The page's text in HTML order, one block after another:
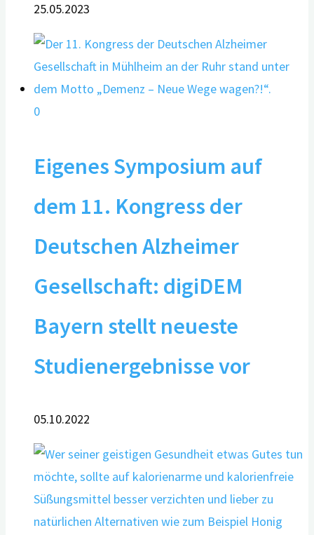
25.05.2023
0
Eigenes Symposium auf
dem 11. Kongress der
Deutschen Alzheimer
Gesellschaft: digiDEM
Bayern stellt neueste
Studienergebnisse vor
05.10.2022